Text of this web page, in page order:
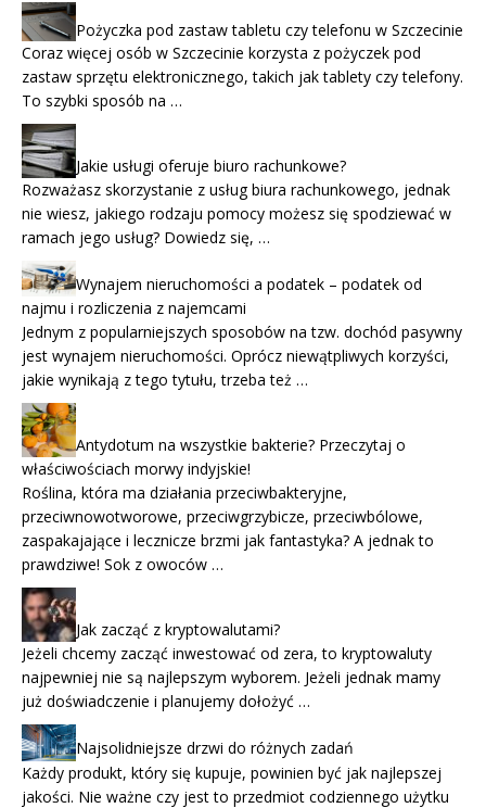
Pożyczka pod zastaw tabletu czy telefonu w Szczecinie
Coraz więcej osób w Szczecinie korzysta z pożyczek pod
zastaw sprzętu elektronicznego, takich jak tablety czy telefony.
To szybki sposób na …
Jakie usługi oferuje biuro rachunkowe?
Rozważasz skorzystanie z usług biura rachunkowego, jednak
nie wiesz, jakiego rodzaju pomocy możesz się spodziewać w
ramach jego usług? Dowiedz się, …
Wynajem nieruchomości a podatek – podatek od
najmu i rozliczenia z najemcami
Jednym z popularniejszych sposobów na tzw. dochód pasywny
jest wynajem nieruchomości. Oprócz niewątpliwych korzyści,
jakie wynikają z tego tytułu, trzeba też …
Antydotum na wszystkie bakterie? Przeczytaj o
właściwościach morwy indyjskie!
Roślina, która ma działania przeciwbakteryjne,
przeciwnowotworowe, przeciwgrzybicze, przeciwbólowe,
zaspakajające i lecznicze brzmi jak fantastyka? A jednak to
prawdziwe! Sok z owoców …
Jak zacząć z kryptowalutami?
Jeżeli chcemy zacząć inwestować od zera, to kryptowaluty
najpewniej nie są najlepszym wyborem. Jeżeli jednak mamy
już doświadczenie i planujemy dołożyć …
Najsolidniejsze drzwi do różnych zadań
Każdy produkt, który się kupuje, powinien być jak najlepszej
jakości. Nie ważne czy jest to przedmiot codziennego użytku